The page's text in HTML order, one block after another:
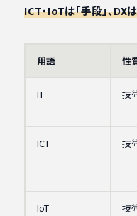
ICT・IoTは「手段」、DX
用語 性
IT 技
ICT 技
IoT 技